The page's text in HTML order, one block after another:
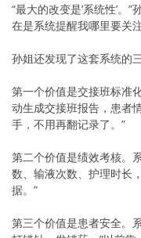
“最大的改变是’系统性’。
在是系统提醒我哪里要关
孙姐还发现了这套系统的
第一个价值是交接班标准
动生成交接班报告，患者
手，不用再翻记录了。”
第二个价值是绩效考核。
数、输液次数、护理时长
据。”
第三个价值是患者安全。